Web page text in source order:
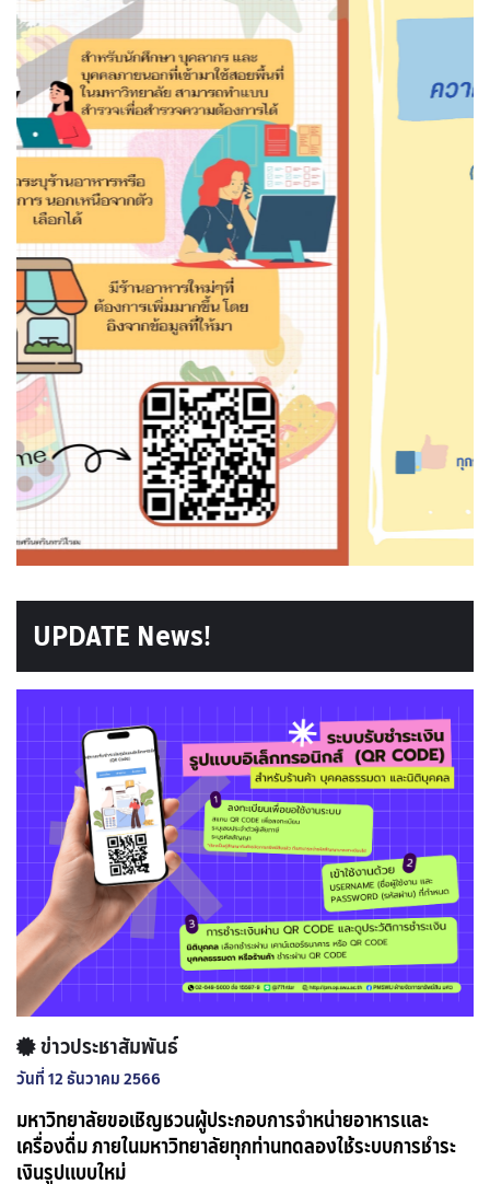
UPDATE News!
ข่าวประชาสัมพันธ์
วันที่ 12 ธันวาคม 2566
มหาวิทยาลัยขอเชิญชวนผู้ประกอบการจำหน่ายอาหารและ
เครื่องดื่ม ภายในมหาวิทยาลัยทุกท่านทดลองใช้ระบบการชำระ
เงินรูปแบบใหม่